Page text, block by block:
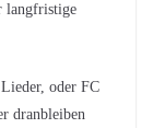
langfristige
oder FC
dranbleiben